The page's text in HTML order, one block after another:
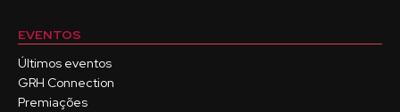
EVENTOS
Últimos eventos
GRH Connection
Premiações